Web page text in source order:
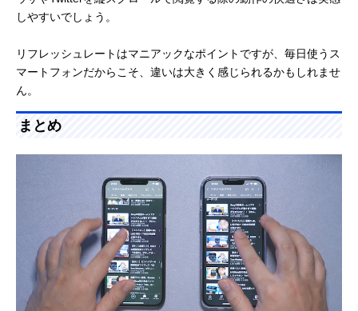
しやすいでしょう。
リフレッシュレートはマニアックなポイントですが、毎日使うス
マートフォンだからこそ、違いは大きく感じられるかもしれませ
ん。
まとめ